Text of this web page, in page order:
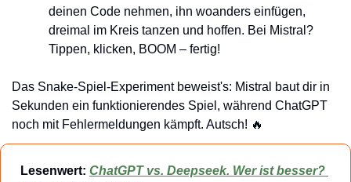
deinen Code nehmen, ihn woanders einfügen,
dreimal im Kreis tanzen und hoffen. Bei Mistral?
Tippen, klicken, BOOM – fertig!
Das Snake-Spiel-Experiment beweist's: Mistral baut dir in
Sekunden ein funktionierendes Spiel, während ChatGPT
noch mit Fehlermeldungen kämpft. Autsch! 🔥
Lesenwert: ChatGPT vs. Deepseek. Wer ist besser?